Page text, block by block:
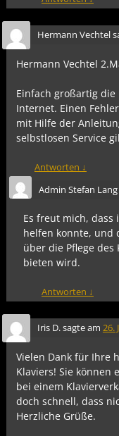
Hermann Vechtel
Hermann Vechtel
Einfach großartig
Internet. Einen
mit Hilfe der
selbstlosen Service
Antworten ↓
Admin Stefan Lang
Es freut mich, dass
helfen konnte, und
über die Pflege
bieten wird.
Antworten ↓
Iris D.sagte am 26.
Vielen Dank für Ihre
Klaviers! Sie können
bei einem
doch schnell, dass
Herzliche Grüße.